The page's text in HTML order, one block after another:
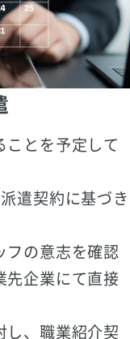
とを予定して
遣契約に基づき
フの意志を確認
先企業にて直接
し、職業紹介契